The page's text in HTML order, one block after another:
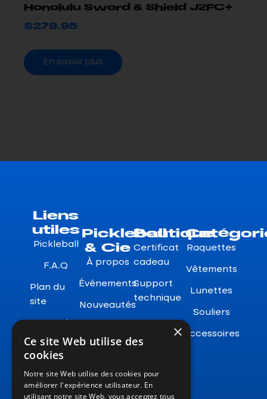
Honolulu Sword & Shield J2FC+
$279.95
En savoir plus
Liens
utiles
Pickleball
F.A.Q
Plan du
site
Retours
Pickleball
& Cie
À propos
Événements
Nouveautés
Boutique
Certificat
cadeau
Support
technique
Raquettes
Vêtements
Lunettes
Souliers
Accessoires
×
Ce site Web utilise des
cookies
Notre site Web utilise des cookies pour
améliorer l'expérience utilisateur. En
utilisant notre site Web, vous acceptez tous